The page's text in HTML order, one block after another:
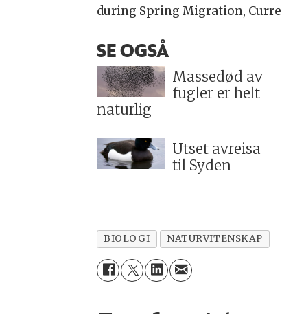
during Spring Migration,
SE OGSÅ
Massedød av
fugler er helt
naturlig
Utset avreisa
til Syden
BIOLOGI NATURVITENSKAP